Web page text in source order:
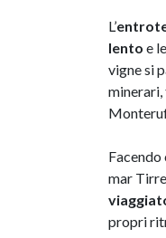
L’
lento e
vigne si
minerari,
mar
propri